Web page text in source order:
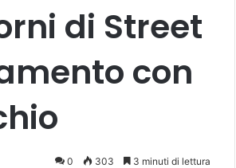
di Street
con
0 303 3 minuti di lettura